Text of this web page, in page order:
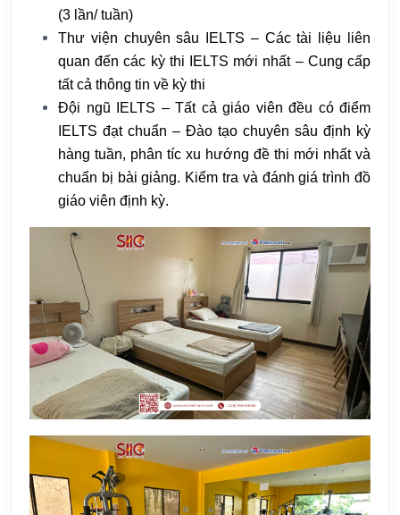
(3 lần/ tuần)
Thư viện chuyên sâu IELTS – Các tài liệu liên
quan đến các kỳ thi IELTS mới nhất – Cung cấp
tất cả thông tin về kỳ thi
Đội ngũ IELTS – Tất cả giáo viên đều có điểm
IELTS đạt chuẩn – Đào tạo chuyên sâu định kỳ
hàng tuần, phân tíc xu hướng đề thi mới nhất và
chuẩn bị bài giảng. Kiểm tra và đánh giá trình đồ
giáo viên định kỳ.